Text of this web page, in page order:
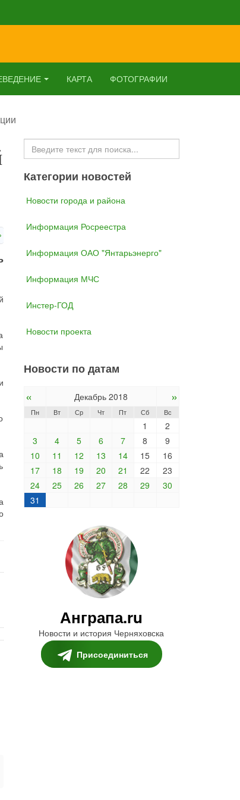
КАРТА ФОТОГРАФИИ
Искать...
Категории новостей
Новости города и района
Информация Росреестра
Информация ОАО "Янтарьэнерго"
Информация МЧС
Инстер-ГОД
Новости проекта
Новости по датам
« Декабрь 2018 »
Пн Вт Ср Чт Пт Сб Вс
1
2
3
4 5 6 7 8
9
10
11 12 13 14 15
16
17
18 19 20 21 22
23
24
25 26 27 28 29
30
31
Анграпа.ru
Новости и история Черняховска
Присоединиться